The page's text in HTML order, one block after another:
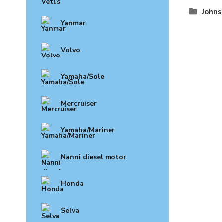
Yanmar
Volvo
Yamaha/Sole
Mercruiser
Yamaha/Mariner
Nanni diesel motor
Honda
Selva